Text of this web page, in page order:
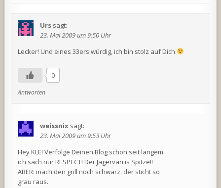
Urs sagt:
23. Mai 2009 um 9:50 Uhr
Lecker! Und eines 33ers würdig, ich bin stolz auf Dich
0
Antworten
weissnix sagt:
23. Mai 2009 um 9:53 Uhr
Hey KLE! Verfolge Deinen Blog schon seit langem.
ich sach nur RESPECT! Der Jägervari is Spitze!!
ABER: mach den grill noch schwarz. der sticht so
grau raus.